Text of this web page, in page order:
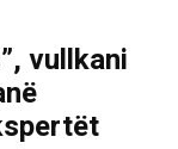
vullkani